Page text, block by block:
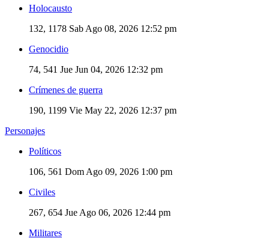
Holocausto
132, 1178 Sab Ago 08, 2026 12:52 pm
Genocidio
74, 541 Jue Jun 04, 2026 12:32 pm
Crímenes de guerra
190, 1199 Vie May 22, 2026 12:37 pm
Personajes
Políticos
106, 561 Dom Ago 09, 2026 1:00 pm
Civiles
267, 654 Jue Ago 06, 2026 12:44 pm
Militares